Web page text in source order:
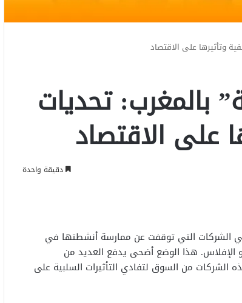
وتأثيرها على الاقتصاد
بالمغرب: تحديات
على الاقتصاد
دقيقة واحدة
الشركات التي توقفت عن ممارسة أنشطتها في
الإفلاس. هذا الوضع أضحى يدفع العديد من
من السوق لتفادي التأثيرات السلبية على